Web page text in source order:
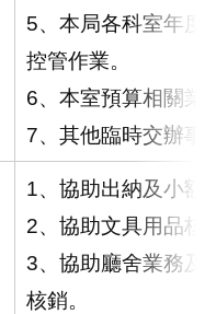
5、本局各科室年度
控管作業。
6、本室預算相關業
7、其他臨時交辦事
1、協助出納及小額
2、協助文具用品核
3、協助廳舍業務及
核銷。